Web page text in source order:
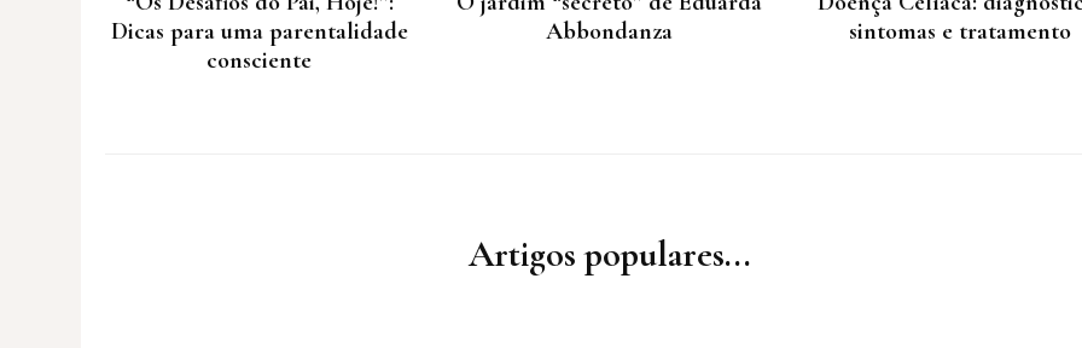
Dicas para uma parentalidade
consciente
Abbondanza
sintomas e tratamento
Artigos populares...